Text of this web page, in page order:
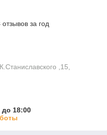
за год
,15,
до 18:00